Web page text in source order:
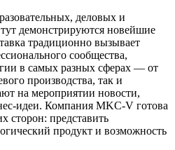
деловых и
демонстрируются новейшие
традиционно вызывает
сообщества,
в самых разных сферах — от
производства, так и
на мероприятии новости,
идеи. Компания MKC-V готова
сторон: представить
продукт и возможность